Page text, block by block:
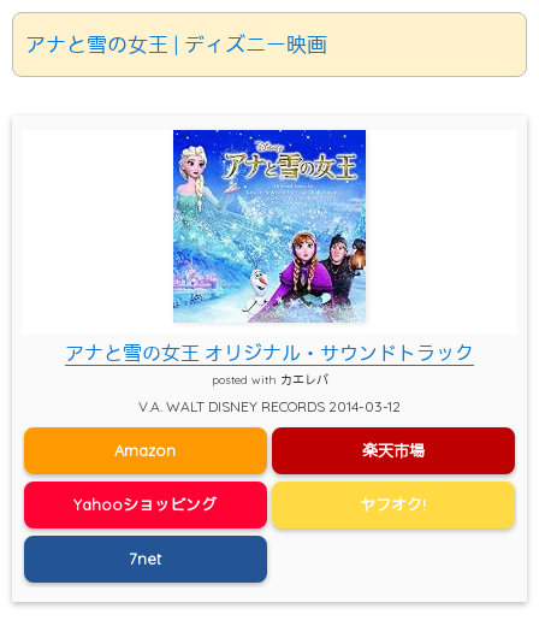
アナと雪の女王 | ディズニー映画
アナと雪の女王 オリジナル・サウンドトラック
posted with カエレバ
V.A. WALT DISNEY RECORDS 2014-03-12
Amazon 楽天市場
Yahooショッピング ヤフオク!
7net